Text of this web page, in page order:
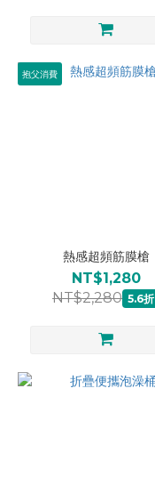
抱父消費
熱感超頻筋膜槍
NT$1,280
NT$2,280 5.6折